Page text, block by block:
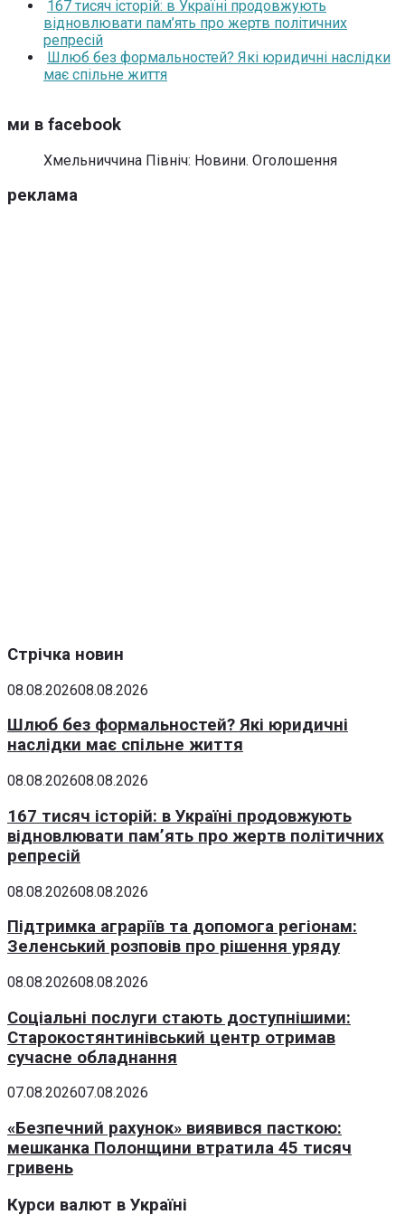
167 тисяч історій: в Україні продовжують
відновлювати пам’ять про жертв політичних
репресій
Шлюб без формальностей? Які юридичні наслідки
має спільне життя
ми в facebook
Хмельниччина Північ: Новини. Оголошення
реклама
Стрічка новин
08.08.202608.08.2026
Шлюб без формальностей? Які юридичні
наслідки має спільне життя
08.08.202608.08.2026
167 тисяч історій: в Україні продовжують
відновлювати пам’ять про жертв політичних
репресій
08.08.202608.08.2026
Підтримка аграріїв та допомога регіонам:
Зеленський розповів про рішення уряду
08.08.202608.08.2026
Соціальні послуги стають доступнішими:
Старокостянтинівський центр отримав
сучасне обладнання
07.08.202607.08.2026
«Безпечний рахунок» виявився пасткою:
мешканка Полонщини втратила 45 тисяч
гривень
Курси валют в Україні